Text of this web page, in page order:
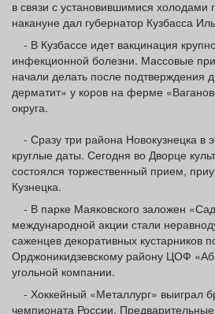
в связи с установившимися холодами
накануне дал губернатор Кузбасса
- В Кузбассе идет вакцинация
инфекционной болезни. Массовые
начали делать после подтверждения
дерматит» у коров на ферме
округа.
- Сразу три района Новокузнецка в
круглые даты. Сегодня во Дворце
состоялся торжественный прием,
Кузнецка.
- В парке Маяковского заложен
международной акции стали
саженцев декоративных кустарников
Орджоникидзевскому району ЦОФ
угольной компании.
- Хоккейный «Металлург» выиграл
чемпионата России.